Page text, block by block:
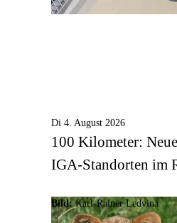
Di 4. August 2026
100 Kilometer:
IGA-Standorten im
Bild: Karl-Rainer Ledvina